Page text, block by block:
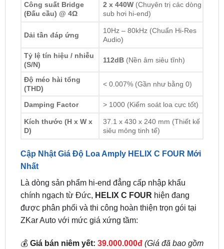
Dải tần đáp ứng
10Hz – 80kHz (Chuẩn Hi-Res
Audio)
(S/N)
112dB (Nền âm siêu tĩnh)
Độ méo hài tổng
(THD)
< 0.007% (Gần như bằng 0)
Damping Factor > 1000 (Kiểm soát loa cực tốt)
D)
siêu mỏng tinh tế)
Cập Nhật Giá Độ Loa Amply HELIX C FOUR Mới
Là dòng sản phẩm hi-end đẳng cấp nhập khẩu
chính ngạch từ Đức,
được phân phối và thi công hoàn thiện trọn gói tại
ZKar Auto với mức giá xứng tầm:
💰Giá bán niêm yết:39.000.000đ
kiện cao cấp đi kèm)